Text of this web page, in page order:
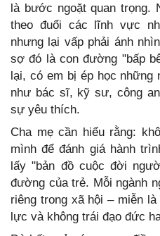
là bước ngoặt quan trọng.
theo đuổi các lĩnh vực
nhưng lại vấp phải ánh
sợ đó là con đường "bấp
lại, có em bị ép học những
như bác sĩ, kỹ sư, công
sự yêu thích.
Cha mẹ cần hiểu rằng:
mình để đánh giá hành
lấy "bản đồ cuộc đời
đường của trẻ. Mỗi ngành
riêng trong xã hội – miễn
lực và không trái đạo đức